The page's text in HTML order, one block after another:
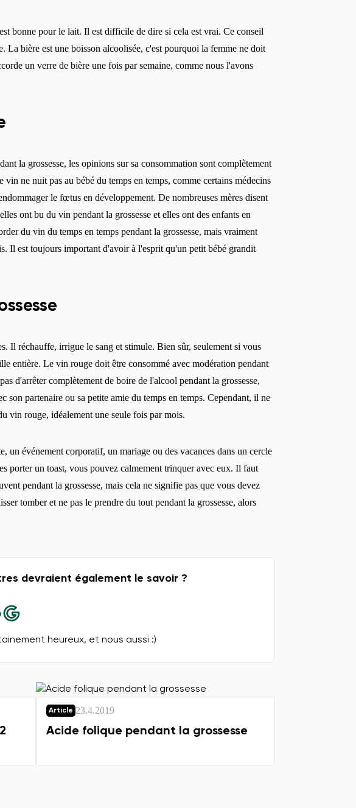
Modifier
bonne pour le lait. Il est difficile de dire si cela est vrai. Ce conseil
La bière est une boisson alcoolisée, c'est pourquoi la femme ne doit
un verre de bière une fois par semaine, comme nous l'avons
la grossesse, les opinions sur sa consommation sont complètement
ne nuit pas au bébé du temps en temps, comme certains médecins
le fœtus en développement. De nombreuses mères disent
ont bu du vin pendant la grossesse et elles ont des enfants en
du vin du temps en temps pendant la grossesse, mais vraiment
Il est toujours important d'avoir à l'esprit qu'un petit bébé grandit
Il réchauffe, irrigue le sang et stimule. Bien sûr, seulement si vous
entière. Le vin rouge doit être consommé avec modération pendant
d'arrêter complètement de boire de l'alcool pendant la grossesse,
son partenaire ou sa petite amie du temps en temps. Cependant, il ne
vin rouge, idéalement une seule fois par mois.
un événement corporatif, un mariage ou des vacances dans un cercle
porter un toast, vous pouvez calmement trinquer avec eux. Il faut
pendant la grossesse, mais cela ne signifie pas que vous devez
tomber et ne pas le prendre du tout pendant la grossesse, alors
devraient également le savoir ?
heureux, et nous aussi :)
Article 23.4.2019
Acide folique pendant la grossesse